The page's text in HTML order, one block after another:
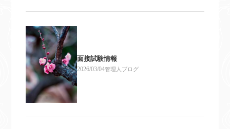
面接試験情報
2026/03/04管理人ブログ